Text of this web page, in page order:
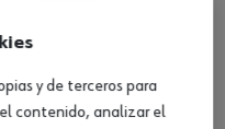
y de terceros para
contenido, analizar el